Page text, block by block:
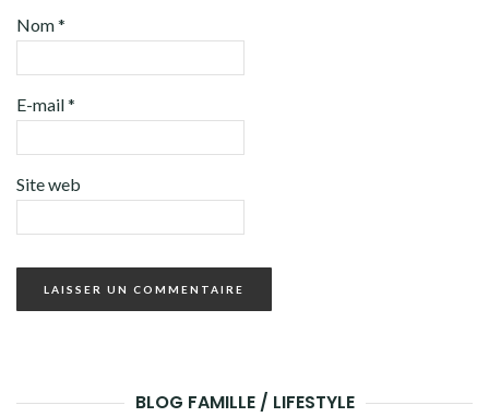
Nom*
E-mail*
Site web
BLOG FAMILLE / LIFESTYLE